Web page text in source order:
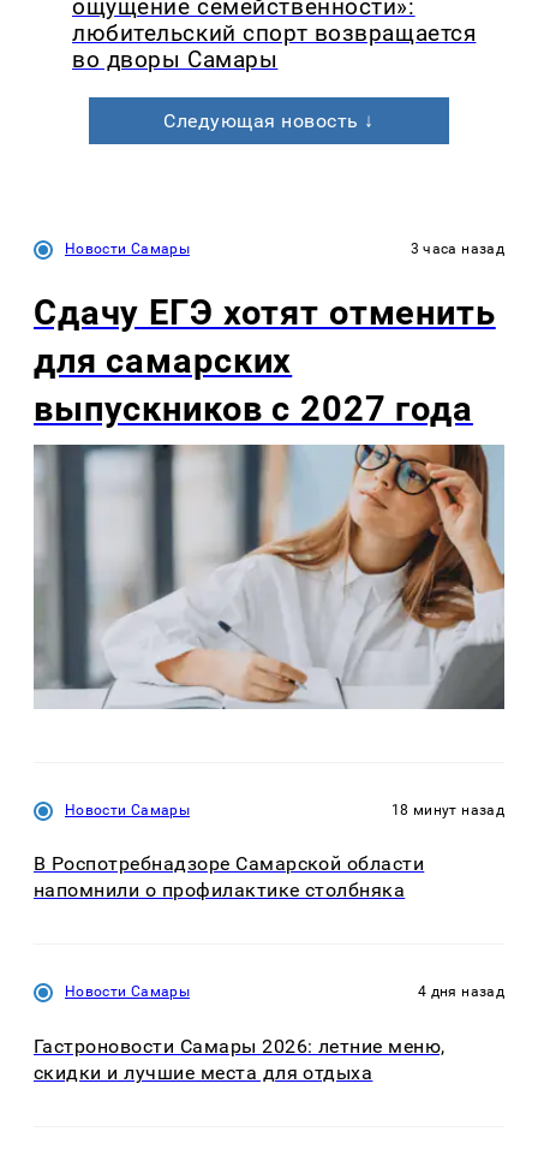
ощущение семейственности»:
любительский спорт возвращается
во дворы Самары
Следующая новость ↓
Новости Самары 3 часа назад
Сдачу ЕГЭ хотят отменить
для самарских
выпускников с 2027 года
Новости Самары 18 минут назад
В Роспотребнадзоре Самарской области
напомнили о профилактике столбняка
Новости Самары 4 дня назад
Гастроновости Самары 2026: летние меню,
скидки и лучшие места для отдыха